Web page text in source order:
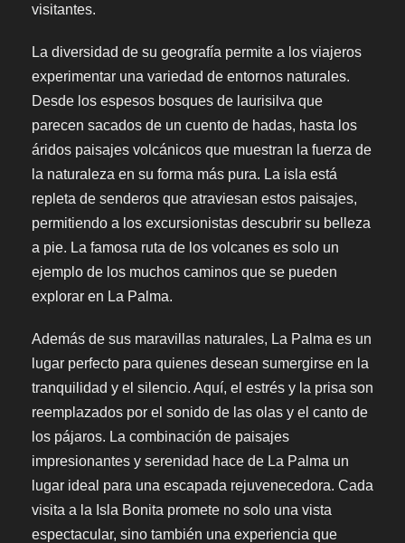
visitantes.
La diversidad de su geografía permite a los viajeros
experimentar una variedad de entornos naturales.
Desde los espesos bosques de laurisilva que
parecen sacados de un cuento de hadas, hasta los
áridos paisajes volcánicos que muestran la fuerza de
la naturaleza en su forma más pura. La isla está
repleta de senderos que atraviesan estos paisajes,
permitiendo a los excursionistas descubrir su belleza
a pie. La famosa ruta de los volcanes es solo un
ejemplo de los muchos caminos que se pueden
explorar en La Palma.
Además de sus maravillas naturales, La Palma es un
lugar perfecto para quienes desean sumergirse en la
tranquilidad y el silencio. Aquí, el estrés y la prisa son
reemplazados por el sonido de las olas y el canto de
los pájaros. La combinación de paisajes
impresionantes y serenidad hace de La Palma un
lugar ideal para una escapada rejuvenecedora. Cada
visita a la Isla Bonita promete no solo una vista
espectacular, sino también una experiencia que